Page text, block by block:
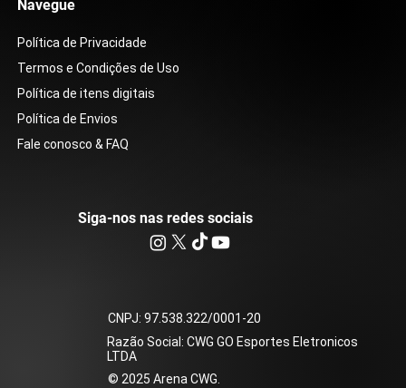
Navegue
Política de Privacidade
Termos e Condições de Uso
Política de itens digitais
Política de Envios
Fale conosco & FAQ
Siga-nos nas redes sociais
​CNPJ: 97.538.322/0001-20
Razão Social: CWG GO Esportes Eletronicos
LTDA
​© 2025 Arena CWG.